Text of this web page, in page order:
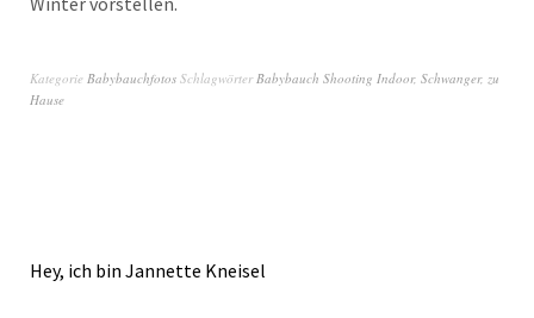
Kategorie Babybauchfotos SchlagwörterBabybauch Shooting Indoor, Schwanger, zu
Hause
Hey, ich bin Jannette Kneisel